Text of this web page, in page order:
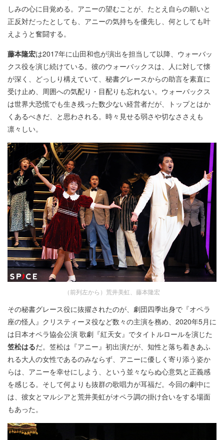
しみの心に目覚める。アニーの望むことが、たとえ自らの願いと
正反対だったとしても、アニーの気持ちを優先し、何としても叶
えようと奮闘する。
藤本隆宏は2017年に山田和也が演出を担当して以降、ウォーバッ
クス役を演じ続けている。彼のウォーバックスは、人に対して懐
が深く、どっしり構えていて、秘書グレースからの助言を素直に
受け止め、周囲への気配り・目配りも忘れない。ウォーバックス
は世界大恐慌でも生き残った数少ない経営者だが、トップとはか
くあるべきだ、と思わされる。時々見せる弱さや切なささえも
凛々しい。
（前列左から）荒井美虹、藤本隆宏
その秘書グレース役に抜擢されたのが、劇団四季出身で『オペラ
座の怪人』クリスティーヌ役など数々の主演を務め、2020年5月に
は日本オペラ協会公演 歌劇『紅天女』でタイトルロールを演じた
笠松はるだ。笠松は『アニー』初出演だが、知性と落ち着きあふ
れる大人の女性であるのみならず、アニーに優しく寄り添う姿か
らは、アニーを幸せにしよう、という並々ならぬ心意気と正義感
を感じる。そして何よりも抜群の歌唱力が耳福だ。今回の劇中に
は、彼女とマルシアと荒井美虹がオペラ調の掛け合いをする場面
もあった。